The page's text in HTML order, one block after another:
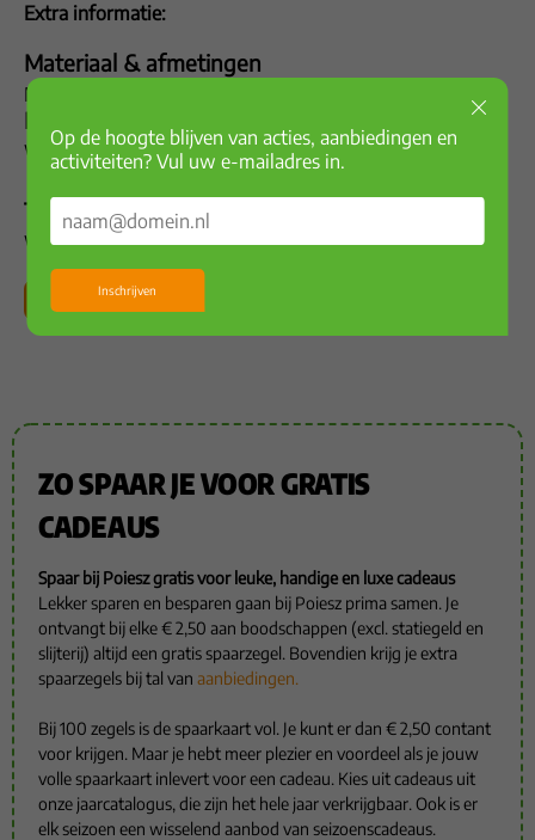
Extra informatie:
Materiaal & afmetingen
Materiaal Katoen
Productinformatie
Wasbaar Ja
Technische specificaties
Wasvoorschrift 60 °C, normaal programma
Voeg toe
ZO SPAAR JE VOOR GRATIS
CADEAUS
Spaar bij Poiesz gratis voor leuke, handige en luxe cadeaus
Lekker sparen en besparen gaan bij Poiesz prima samen. Je
ontvangt bij elke € 2,50 aan boodschappen (excl. statiegeld en
slijterij) altijd een gratis spaarzegel. Bovendien krijg je extra
spaarzegels bij tal van aanbiedingen.
Bij 100 zegels is de spaarkaart vol. Je kunt er dan € 2,50 contant
voor krijgen. Maar je hebt meer plezier en voordeel als je jouw
volle spaarkaart inlevert voor een cadeau. Kies uit cadeaus uit
onze jaarcatalogus, die zijn het hele jaar verkrijgbaar. Ook is er
elk seizoen een wisselend aanbod van seizoenscadeaus.
Op de hoogte blijven van acties, aanbiedingen en
activiteiten? Vul uw e-mailadres in.
Inschrijven